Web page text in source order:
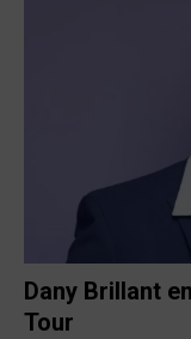
Dany Brillant
Tour